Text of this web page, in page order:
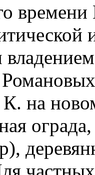
времени
на